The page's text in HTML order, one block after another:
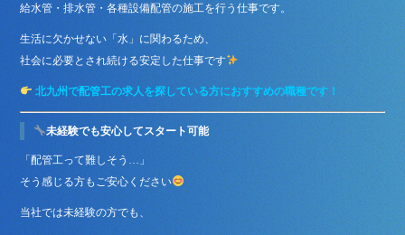
給水管・排水管・各種設備配管の施工を行う仕事です。
生活に欠かせない「水」に関わるため、
社会に必要とされ続ける安定した仕事です
北九州で配管工の求人を探している方におすすめの職種です！
未経験でも安心してスタート可能
「配管工って難しそう…」
そう感じる方もご安心ください
当社では未経験の方でも、